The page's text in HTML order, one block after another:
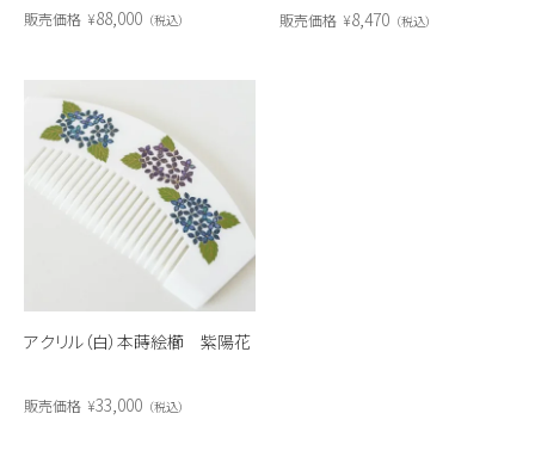
販売価格 ¥88,000 税込 販売価格 ¥8,470 税込
アクリル（白）本蒔絵櫛 紫陽花
販売価格 ¥33,000 税込